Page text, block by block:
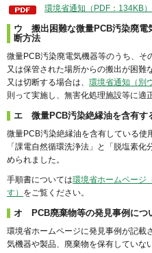
環境省通知（PDF：134KB）
ウ 搬出困難な微量PCB汚染廃電
断方法
微量PCB汚染廃電気機器等のうち、そ
又は保管された場所からの搬出が困難
又は切断する場合は、 環境省通知（別
則って実施し、無害化処理施設等に適
エ 微量PCB汚染絶縁油を含有す
微量PCB汚染絶縁油を含有している使
「課電自然循環洗浄法」と「脱塩素
められました。
手順書については環境省ホームページ
す） をご覧ください。
オ PCB廃棄物等の発見事例につ
環境省ホームページに発見事例が記載
気機器や製品、廃棄物を保有していな